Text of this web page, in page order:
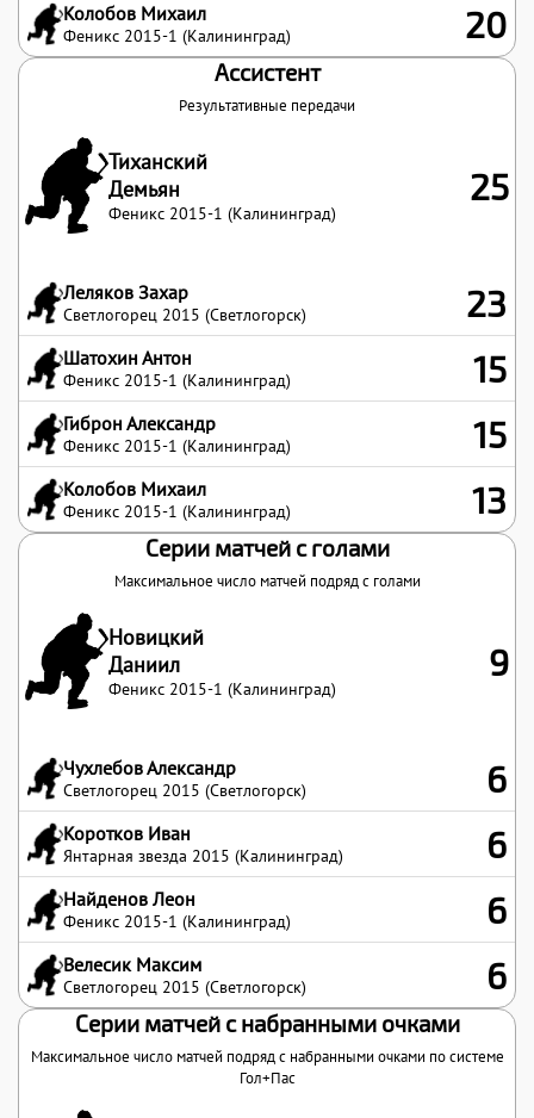
Колобов Михаил
Феникс 2015-1 (Калининград) 20
Ассистент
Результативные передачи
Тиханский
Демьян
Феникс 2015-1 (Калининград)
25
Леляков Захар
Светлогорец 2015 (Светлогорск) 23
Шатохин Антон
Феникс 2015-1 (Калининград) 15
Гиброн Александр
Феникс 2015-1 (Калининград) 15
Колобов Михаил
Феникс 2015-1 (Калининград) 13
Серии матчей с голами
Максимальное число матчей подряд с голами
Новицкий
Даниил
Феникс 2015-1 (Калининград)
9
Чухлебов Александр
Светлогорец 2015 (Светлогорск) 6
Коротков Иван
Янтарная звезда 2015 (Калининград) 6
Найденов Леон
Феникс 2015-1 (Калининград) 6
Велесик Максим
Светлогорец 2015 (Светлогорск) 6
Серии матчей с набранными очками
Максимальное число матчей подряд с набранными очками по системе
Гол+Пас